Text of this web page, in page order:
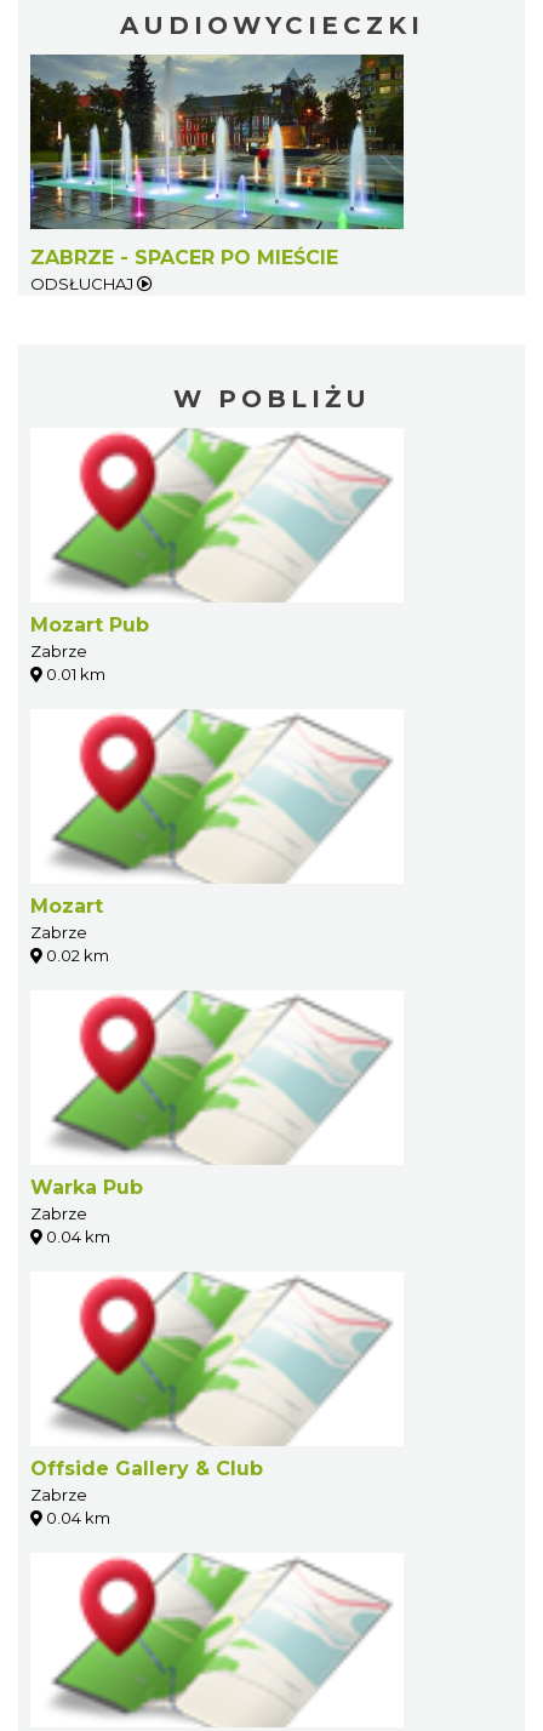
AUDIOWYCIECZKI
ZABRZE - SPACER PO MIEŚCIE
ODSŁUCHAJ
W POBLIŻU
Mozart Pub
Zabrze
0.01 km
Mozart
Zabrze
0.02 km
Warka Pub
Zabrze
0.04 km
Offside Gallery & Club
Zabrze
0.04 km